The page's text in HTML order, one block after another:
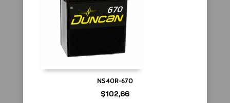
NS40R-670
$102,66